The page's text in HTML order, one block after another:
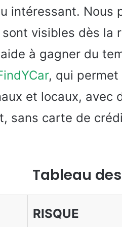
intéressant. Nous
visibles dès la
à gagner du
, qui
et locaux, avec
sans carte de
Tableau
RISQUE